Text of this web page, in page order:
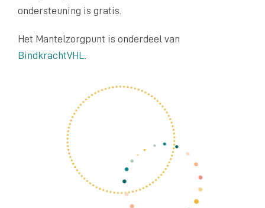
ondersteuning is gratis.
Het Mantelzorgpunt is onderdeel van
BindkrachtVHL